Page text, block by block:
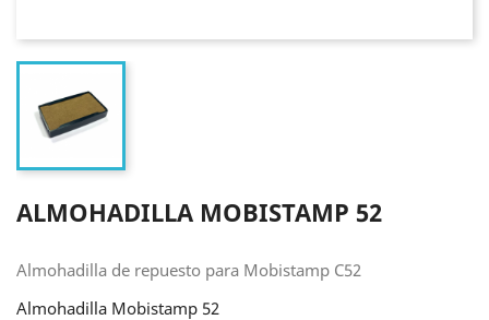
ALMOHADILLA MOBISTAMP 52
Almohadilla de repuesto para Mobistamp C52
Almohadilla Mobistamp 52